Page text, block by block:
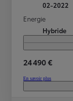
02-2022
Energie
Hybride
24 490 €
En savoir plus